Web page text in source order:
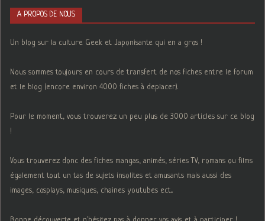
A PROPOS DE NOUS
Un blog sur la culture Geek et Japonisante qui en a gros !
Nous sommes toujours en cours de transfert de nos fiches entre le forum
et le blog (encore environ 4000 fiches à deplacer).
Pour le moment, vous trouverez un peu plus de 3000 articles sur ce blog
!
Vous trouverez donc des fiches mangas, animés, séries TV, romans ou films
également tout un tas de sujets insolites et amusants mais aussi des
images, cosplays, musiques, chaines youtubes ect...